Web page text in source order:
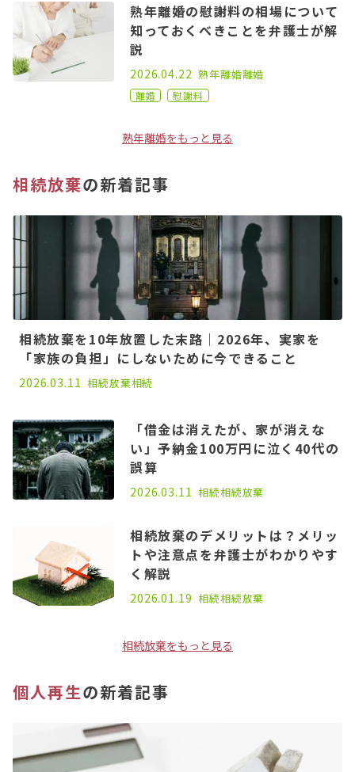
熟年離婚の慰謝料の相場について
知っておくべきことを弁護士が解
説
2021.05.12
2026.04.22 熟年離婚離婚
離婚 慰謝料
熟年離婚をもっと見る
相続放棄の新着記事
相続放棄を10年放置した末路｜2026年、実家を
「家族の負担」にしないために今できること
2026.03.11 相続放棄相続
「借金は消えたが、家が消えな
い」予納金100万円に泣く40代の
誤算
2026.03.11 相続相続放棄
相続放棄のデメリットは？メリッ
トや注意点を弁護士がわかりやす
く解説
2026.01.19 相続相続放棄
相続放棄をもっと見る
個人再生の新着記事